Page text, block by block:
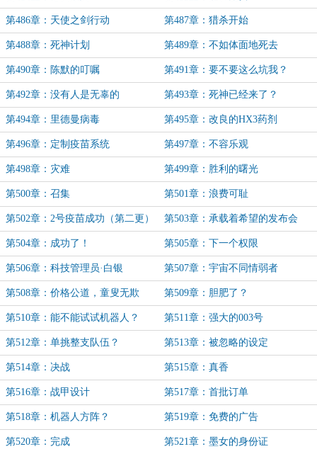
第486章：天使之剑行动 第487章：猎杀开始
第488章：死神计划 第489章：不如体面地死去
第490章：陈默的叮嘱 第491章：要不要这么坑我？
第492章：没有人是无辜的 第493章：死神已经来了？
第494章：里德曼病毒 第495章：改良的HX3药剂
第496章：定制疫苗系统 第497章：不容乐观
第498章：灾难 第499章：胜利的曙光
第500章：召集 第501章：浪费可耻
第502章：2号疫苗成功（第二更） 第503章：承载着希望的发布会
第504章：成功了！ 第505章：下一个权限
第506章：科技管理员·白银 第507章：宇宙不同情弱者
第508章：价格公道，童叟无欺 第509章：胆肥了？
第510章：能不能试试机器人？ 第511章：强大的003号
第512章：单挑整支队伍？ 第513章：被忽略的设定
第514章：决战 第515章：真香
第516章：战甲设计 第517章：首批订单
第518章：机器人方阵？ 第519章：免费的广告
第520章：完成 第521章：墨女的身份证